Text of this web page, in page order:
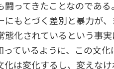
闘ってきたことなのであ
にもとづく差別と暴力が
態化されているという事
っているように、この文
化は変化するし、変えな